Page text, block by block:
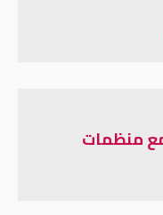
منظمات